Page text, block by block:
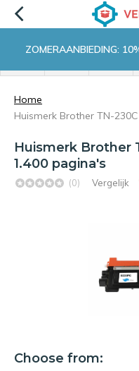
ZOMERAANBIEDING:
Home
Huismerk Brother TN-
Huismerk Brother
1.400 pagina's
(0) Vergelijk
Choose from: